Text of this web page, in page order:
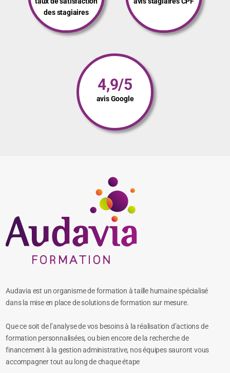
dispensées
91%
taux de satisfaction
des stagiaires
4,91/5
avis stagiaires CPF
4,9/5
avis Google